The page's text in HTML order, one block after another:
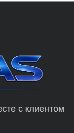
с клиентом